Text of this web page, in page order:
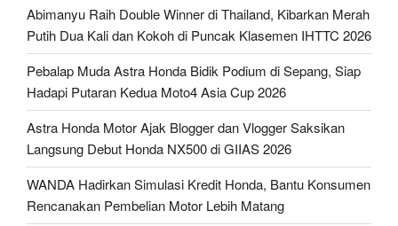
Abimanyu Raih Double Winner di Thailand, Kibarkan Merah
Putih Dua Kali dan Kokoh di Puncak Klasemen IHTTC 2026
Pebalap Muda Astra Honda Bidik Podium di Sepang, Siap
Hadapi Putaran Kedua Moto4 Asia Cup 2026
Astra Honda Motor Ajak Blogger dan Vlogger Saksikan
Langsung Debut Honda NX500 di GIIAS 2026
WANDA Hadirkan Simulasi Kredit Honda, Bantu Konsumen
Rencanakan Pembelian Motor Lebih Matang